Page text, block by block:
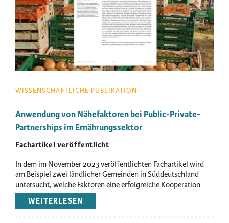
WISSENSCHAFTLICHE PUBLIKATION
Anwendung von Nähefaktoren bei Public-Private-
Partnerships im Ernährungssektor
Fachartikel veröffentlicht
In dem im November 2023 veröffentlichten Fachartikel wird
am Beispiel zwei ländlicher Gemeinden in Süddeutschland
untersucht, welche Faktoren eine erfolgreiche Kooperation
zwischen lokalen Landwirt:innen und Bürgermeister:innen
bedingen.
WEITERLESEN
ANWENDUNG